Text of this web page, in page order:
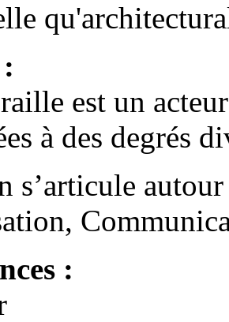
est un
à des degrés
s’articule
: